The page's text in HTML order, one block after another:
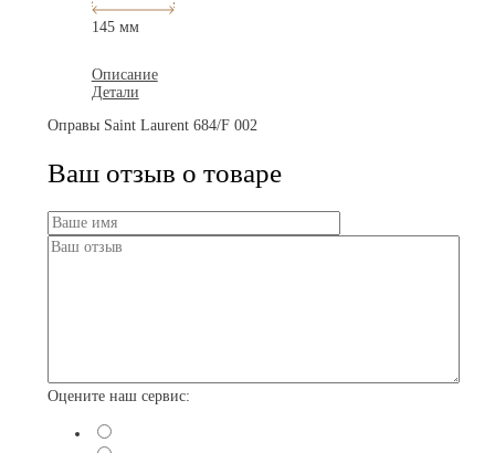
145 мм
Описание
Детали
Оправы Saint Laurent 684/F 002
Ваш отзыв о товаре
Оцените наш сервис: